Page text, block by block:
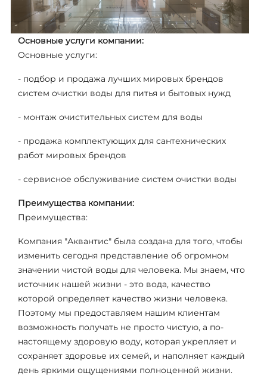
Основные услуги компании:
Основные услуги:
- подбор и продажа лучших мировых брендов
систем очистки воды для питья и бытовых нужд
- монтаж очистительных систем для воды
- продажа комплектующих для сантехнических
работ мировых брендов
- сервисное обслуживание систем очистки воды
Преимущества компании:
Преимущества:
Компания "Аквантис" была создана для того, чтобы
изменить сегодня представление об огромном
значении чистой воды для человека. Мы знаем, что
источник нашей жизни - это вода, качество
которой определяет качество жизни человека.
Поэтому мы предоставляем нашим клиентам
возможность получать не просто чистую, а по-
настоящему здоровую воду, которая укрепляет и
сохраняет здоровье их семей, и наполняет каждый
день яркими ощущениями полноценной жизни.